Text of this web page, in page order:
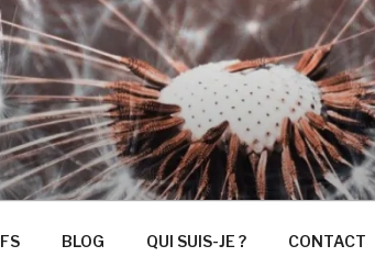
BLOG QUI SUIS-JE ? CONTACT